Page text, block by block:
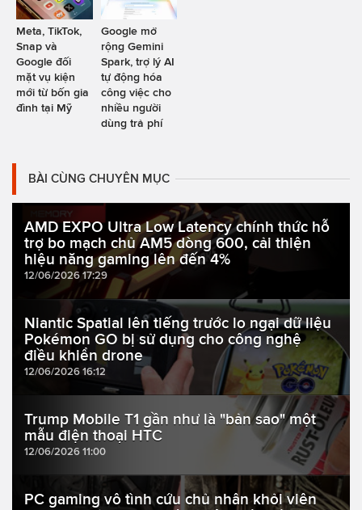
Meta, TikTok,
Snap và
Google đối
mặt vụ kiện
mới từ bốn gia
đình tại Mỹ
Google mở
rộng Gemini
Spark, trợ lý AI
tự động hóa
công việc cho
nhiều người
dùng trả phí
BÀI CÙNG CHUYÊN MỤC
AMD EXPO Ultra Low Latency chính thức hỗ
trợ bo mạch chủ AM5 dòng 600, cải thiện
hiệu năng gaming lên đến 4%
12/06/2026 17:29
Niantic Spatial lên tiếng trước lo ngại dữ liệu
Pokémon GO bị sử dụng cho công nghệ
điều khiển drone
12/06/2026 16:12
Trump Mobile T1 gần như là "bản sao" một
mẫu điện thoại HTC
12/06/2026 11:00
PC gaming vô tình cứu chủ nhân khỏi viên